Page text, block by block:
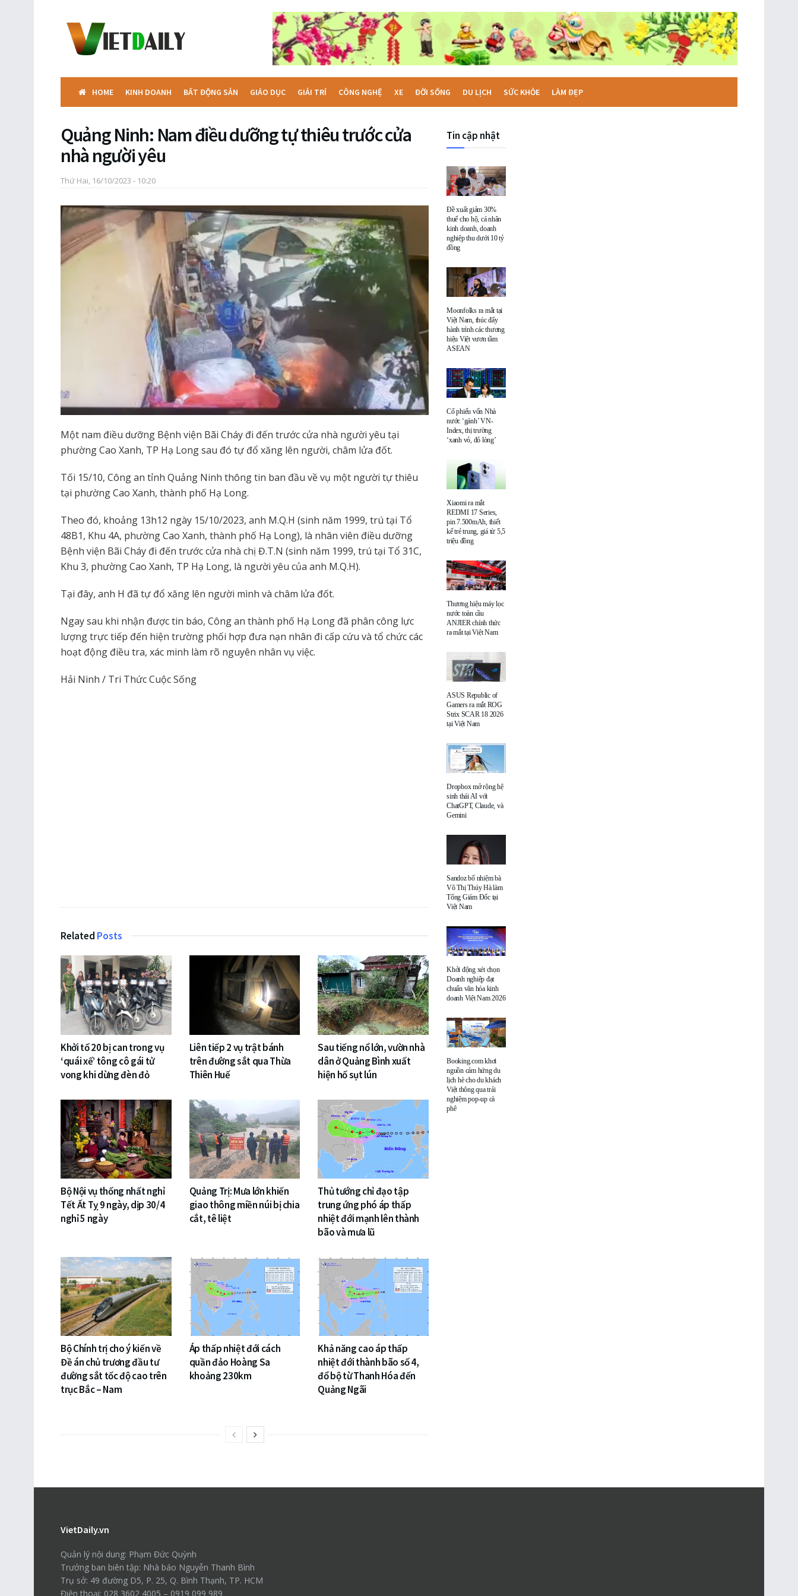
HOME KINH DOANH BẤT ĐỘNG SẢN GIÁO DỤC GIẢI TRÍ CÔNG NGHỆ XE ĐỜI SỐNG DU LỊCH SỨC KHỎE LÀM ĐẸP
Quảng Ninh: Nam điều dưỡng tự thiêu trước cửa
nhà người yêu
Thứ Hai, 16/10/2023 - 10:20
Một nam điều dưỡng Bệnh viện Bãi Cháy đi đến trước cửa nhà người yêu tại
phường Cao Xanh, TP Hạ Long sau đó tự đổ xăng lên người, châm lửa đốt.
Tối 15/10, Công an tỉnh Quảng Ninh thông tin ban đầu về vụ một người tự thiêu
tại phường Cao Xanh, thành phố Hạ Long.
Theo đó, khoảng 13h12 ngày 15/10/2023, anh M.Q.H (sinh năm 1999, trú tại Tổ
48B1, Khu 4A, phường Cao Xanh, thành phố Hạ Long), là nhân viên điều dưỡng
Bệnh viện Bãi Cháy đi đến trước cửa nhà chị Đ.T.N (sinh năm 1999, trú tại Tổ 31C,
Khu 3, phường Cao Xanh, TP Hạ Long, là người yêu của anh M.Q.H).
Tại đây, anh H đã tự đổ xăng lên người mình và châm lửa đốt.
Ngay sau khi nhận được tin báo, Công an thành phố Hạ Long đã phân công lực
lượng trực tiếp đến hiện trường phối hợp đưa nạn nhân đi cấp cứu và tổ chức các
hoạt động điều tra, xác minh làm rõ nguyên nhân vụ việc.
Hải Ninh / Tri Thức Cuộc Sống
Related Posts
Khởi tố 20 bị can trong vụ
‘quái xế’ tông cô gái tử
vong khi dừng đèn đỏ
Liên tiếp 2 vụ trật bánh
trên đường sắt qua Thừa
Thiên Huế
Sau tiếng nổ lớn, vườn nhà
dân ở Quảng Bình xuất
hiện hố sụt lún
Bộ Nội vụ thống nhất nghỉ
Tết Ất Tỵ 9 ngày, dịp 30/4
nghỉ 5 ngày
Quảng Trị: Mưa lớn khiến
giao thông miền núi bị chia
cắt, tê liệt
Thủ tướng chỉ đạo tập
trung ứng phó áp thấp
nhiệt đới mạnh lên thành
bão và mưa lũ
Bộ Chính trị cho ý kiến về
Đề án chủ trương đầu tư
đường sắt tốc độ cao trên
trục Bắc – Nam
Áp thấp nhiệt đới cách
quần đảo Hoàng Sa
khoảng 230km
Khả năng cao áp thấp
nhiệt đới thành bão số 4,
đổ bộ từ Thanh Hóa đến
Quảng Ngãi
Tin cập nhật
Đề xuất giảm 30%
thuế cho hộ, cá nhân
kinh doanh, doanh
nghiệp thu dưới 10 tỷ
đồng
Moonfolks ra mắt tại
Việt Nam, thúc đẩy
hành trình các thương
hiệu Việt vươn tầm
ASEAN
Cổ phiếu vốn Nhà
nước ‘gánh’ VN-
Index, thị trường
‘xanh vỏ, đỏ lòng’
Xiaomi ra mắt
REDMI 17 Series,
pin 7.500mAh, thiết
kế trẻ trung, giá từ 5,5
triệu đồng
Thương hiệu máy lọc
nước toàn cầu
ANJIER chính thức
ra mắt tại Việt Nam
ASUS Republic of
Gamers ra mắt ROG
Strix SCAR 18 2026
tại Việt Nam
Dropbox mở rộng hệ
sinh thái AI với
ChatGPT, Claude, và
Gemini
Sandoz bổ nhiệm bà
Võ Thị Thúy Hà làm
Tổng Giám Đốc tại
Việt Nam
Khởi động xét chọn
Doanh nghiệp đạt
chuẩn văn hóa kinh
doanh Việt Nam 2026
Booking.com khơi
nguồn cảm hứng du
lịch hè cho du khách
Việt thông qua trải
nghiệm pop-up cà
phê
VietDaily.vn
Quản lý nội dung: Phạm Đức Quỳnh
Trưởng ban biên tập: Nhà báo Nguyễn Thanh Bình
Trụ sở: 49 đường D5, P. 25, Q. Bình Thạnh, TP. HCM
Điện thoại: 028 3602 4005 – 0919 099 989